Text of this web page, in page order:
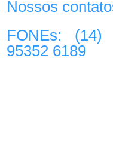
Nossos
FONEs:
95352 6189